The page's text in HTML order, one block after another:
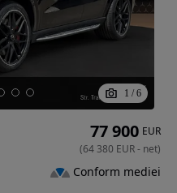
1 / 6
77 900 EUR
(64 380 EUR- net)
Conform mediei